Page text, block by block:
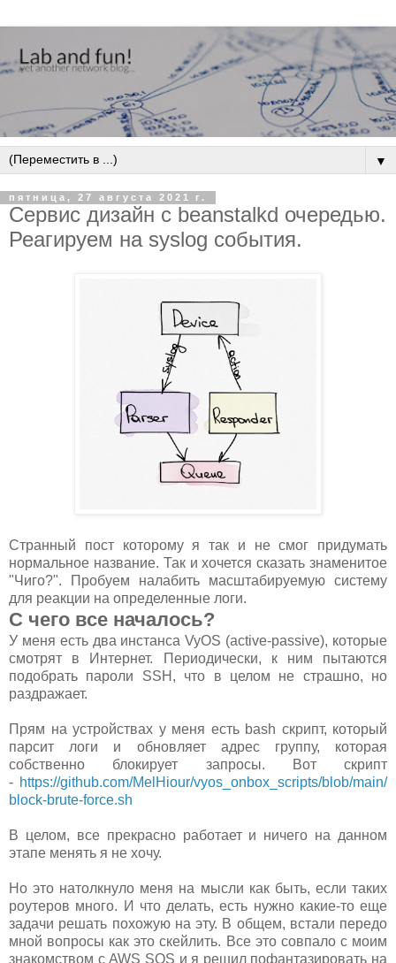
▼
пятница, 27 августа 2021 г.
Сервис дизайн с beanstalkd очередью.
Реагируем на syslog события.
Странный пост которому я так и не смог придумать
нормальное название. Так и хочется сказать знаменитое
"Чиго?". Пробуем налабить масштабируемую систему
для реакции на определенные логи.
С чего все началось?
У меня есть два инстанса VyOS (active-passive), которые
смотрят в Интернет. Периодически, к ним пытаются
подобрать пароли SSH, что в целом не страшно, но
раздражает.
Прям на устройствах у меня есть bash скрипт, который
парсит логи и обновляет адрес группу, которая
собственно блокирует запросы. Вот скрипт
- https://github.com/MelHiour/vyos_onbox_scripts/blob/main/
block-brute-force.sh
В целом, все прекрасно работает и ничего на данном
этапе менять я не хочу.
Но это натолкнуло меня на мысли как быть, если таких
роутеров много. И что делать, есть нужно какие-то еще
задачи решать похожую на эту. В общем, встали передо
мной вопросы как это скейлить. Все это совпало с моим
знакомством с AWS SQS и я решил пофантазировать на